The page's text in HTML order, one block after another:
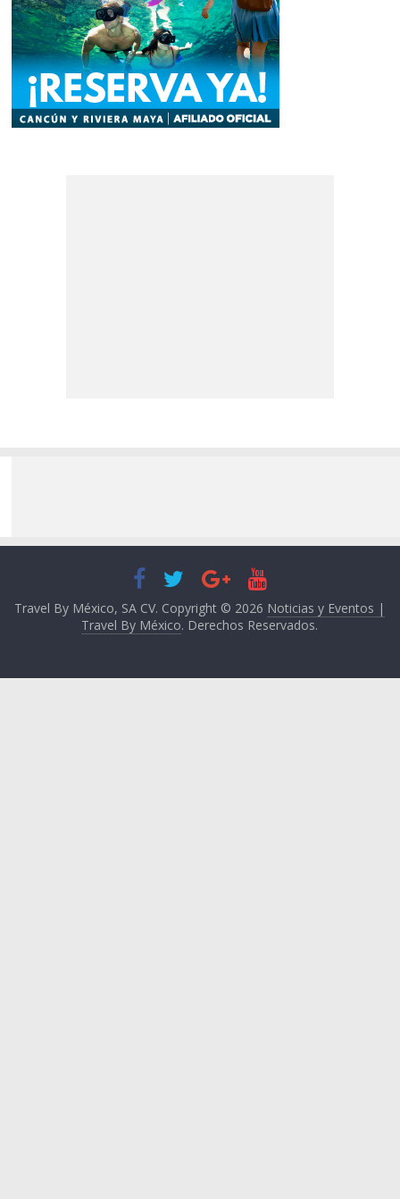
Travel By México, SA CV. Copyright © 2026 Noticias y Eventos |
Travel By México. Derechos Reservados.